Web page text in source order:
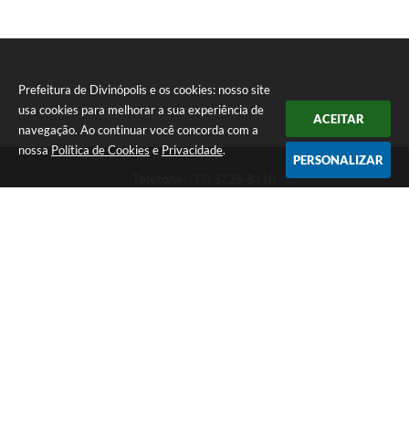
Prefeitura de Divinópolis e os cookies: nosso site
usa cookies para melhorar a sua experiência de
navegação. Ao continuar você concorda com a
nossa Política de Cookies e Privacidade.
ACEITAR
PERSONALIZAR